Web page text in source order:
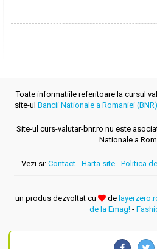
Toate informatiile referitoare la cursul
site-ul Bancii Nationale a Romaniei (BNR)
Site-ul curs-valutar-bnr.ro nu este
Nationale a
Vezi si: Contact - Harta site - Politica
un produs dezvoltat cu de
de la Emag!-